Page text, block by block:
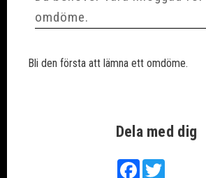
Dela med dig
FacebookTwitter
Bli den första att lämna ett omdöme.